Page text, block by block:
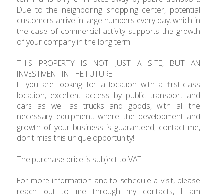
Due to the neighboring shopping center, potential
customers arrive in large numbers every day, which in
the case of commercial activity supports the growth
of your company in the long term.
THIS PROPERTY IS NOT JUST A SITE, BUT AN
INVESTMENT IN THE FUTURE!
If you are looking for a location with a first-class
location, excellent access by public transport and
cars as well as trucks and goods, with all the
necessary equipment, where the development and
growth of your business is guaranteed, contact me,
don't miss this unique opportunity!
The purchase price is subject to VAT.
For more information and to schedule a visit, please
reach out to me through my contacts, I am